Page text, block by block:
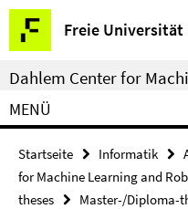
Springe
direkt
zu
Inhalt
Freie Universität
Service-
Navigation
Dahlem Center for
MENÜ
Startseite Informatik
for Machine Learning and
theses
Master-/Diploma-